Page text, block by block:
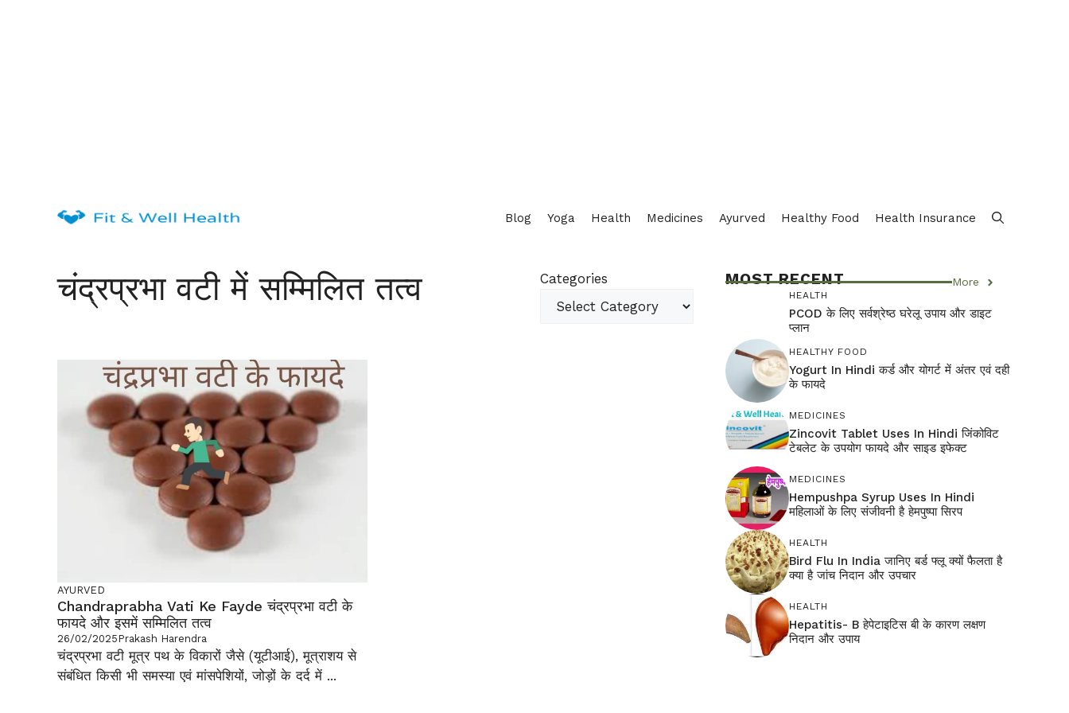
Blog Yoga Health Medicines Ayurved Healthy Food Health Insurance
चंद्रप्रभा वटी में सम्मिलित तत्व Categories
AYURVED
Chandraprabha Vati Ke Fayde चंद्रप्रभा वटी के
फायदे और इसमें सम्मिलित तत्व
26/02/2025Prakash Harendra
चंद्रप्रभा वटी मूत्र पथ के विकारों जैसे (यूटीआई), मूत्राशय से
संबंधित किसी भी समस्या एवं मांसपेशियों, जोड़ों के दर्द में ...
MOST RECENT More
HEALTH
PCOD के लिए सर्वश्रेष्ठ घरेलू उपाय और डाइट
प्लान
HEALTHY FOOD
Yogurt In Hindi कर्ड और योगर्ट में अंतर एवं दही
के फायदे
MEDICINES
Zincovit Tablet Uses In Hindi जिंकोविट
टेबलेट के उपयोग फायदे और साइड इफेक्ट
MEDICINES
Hempushpa Syrup Uses In Hindi
महिलाओं के लिए संजीवनी है हेमपुष्पा सिरप
HEALTH
Bird Flu In India जानिए बर्ड फ्लू क्यों फैलता है
क्या है जांच निदान और उपचार
HEALTH
Hepatitis- B हेपेटाइटिस बी के कारण लक्षण
निदान और उपाय